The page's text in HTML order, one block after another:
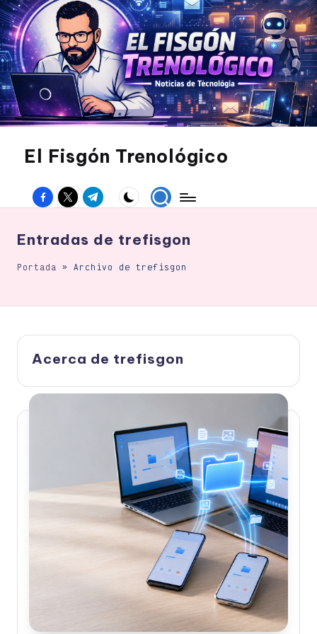
Saltar
al
contenido
El Fisgón Trenológico
sitio
noticias
Facebook
Twitter
Canal
Telegram
Entradas de trefisgon
Portada » Archivo de trefisgon
Acerca de trefisgon